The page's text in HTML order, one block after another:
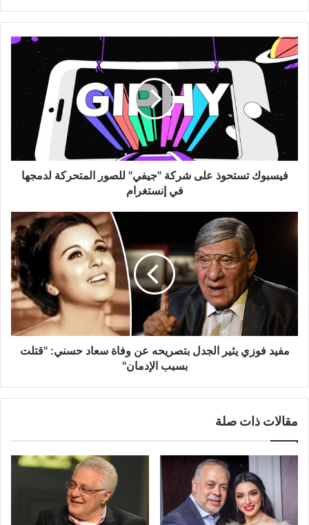
فيسبوك
تستحوذ
على
"جيفي"
للصور
المتحركة
لدمجها
في
إنستغرام
فيسبوك تستحوذ على شركة "جيفي" للصور المتحركة لدمجها
في إنستغرام
مفيد
فوزي
عن
سعاد
حسني:
"قتلت
مفيد فوزي يثير الجدل بتصريحه عن وفاة سعاد حسني: "قتلت
بسبب الإدمان"
مقالات ذات صلة